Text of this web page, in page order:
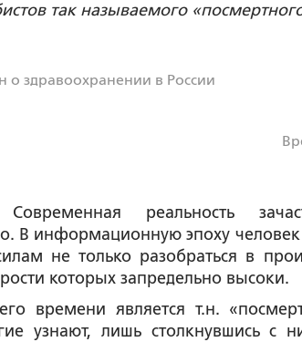
так называемого
о здравоохранении в России
Современная реальность
В информационную эпоху человек
не только разобраться в
которых запредельно высоки.
времени является т.н.
узнают, лишь столкнувшись с